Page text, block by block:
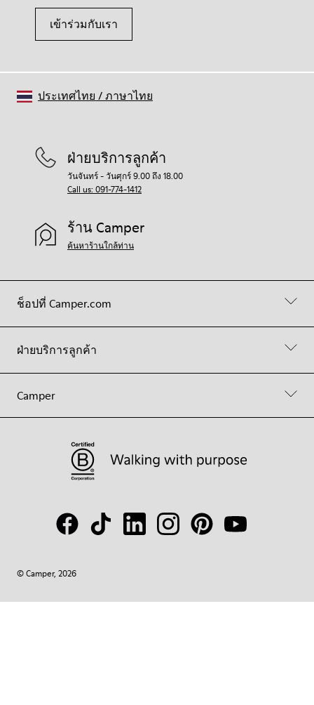
เข้าร่วมกับเรา
ช็อปที่ Camper.com
ฝ่ายบริการลูกค้า
Camper
ฝ่ายบริการลูกค้า
วันจันทร์ - วันศุกร์ 9.00 ถึง 18.00
Call us: 091-774-1412
ร้าน Camper
ค้นหาร้านใกล้ท่าน
© Camper, 2026
ประเทศไทย /ภาษาไทย